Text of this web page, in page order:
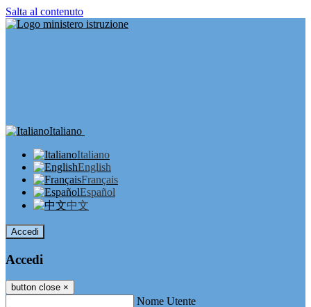
Salta al contenuto
Italiano
Italiano
English
Français
Español
中文
Accedi
Accedi
button close ×
Nome Utente